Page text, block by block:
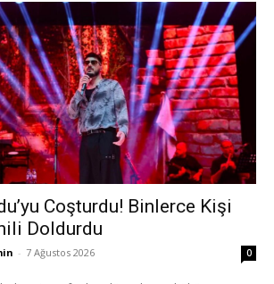
Coşturdu! Binlerce Kişi
Doldurdu
- 7 Ağustos 2026 0